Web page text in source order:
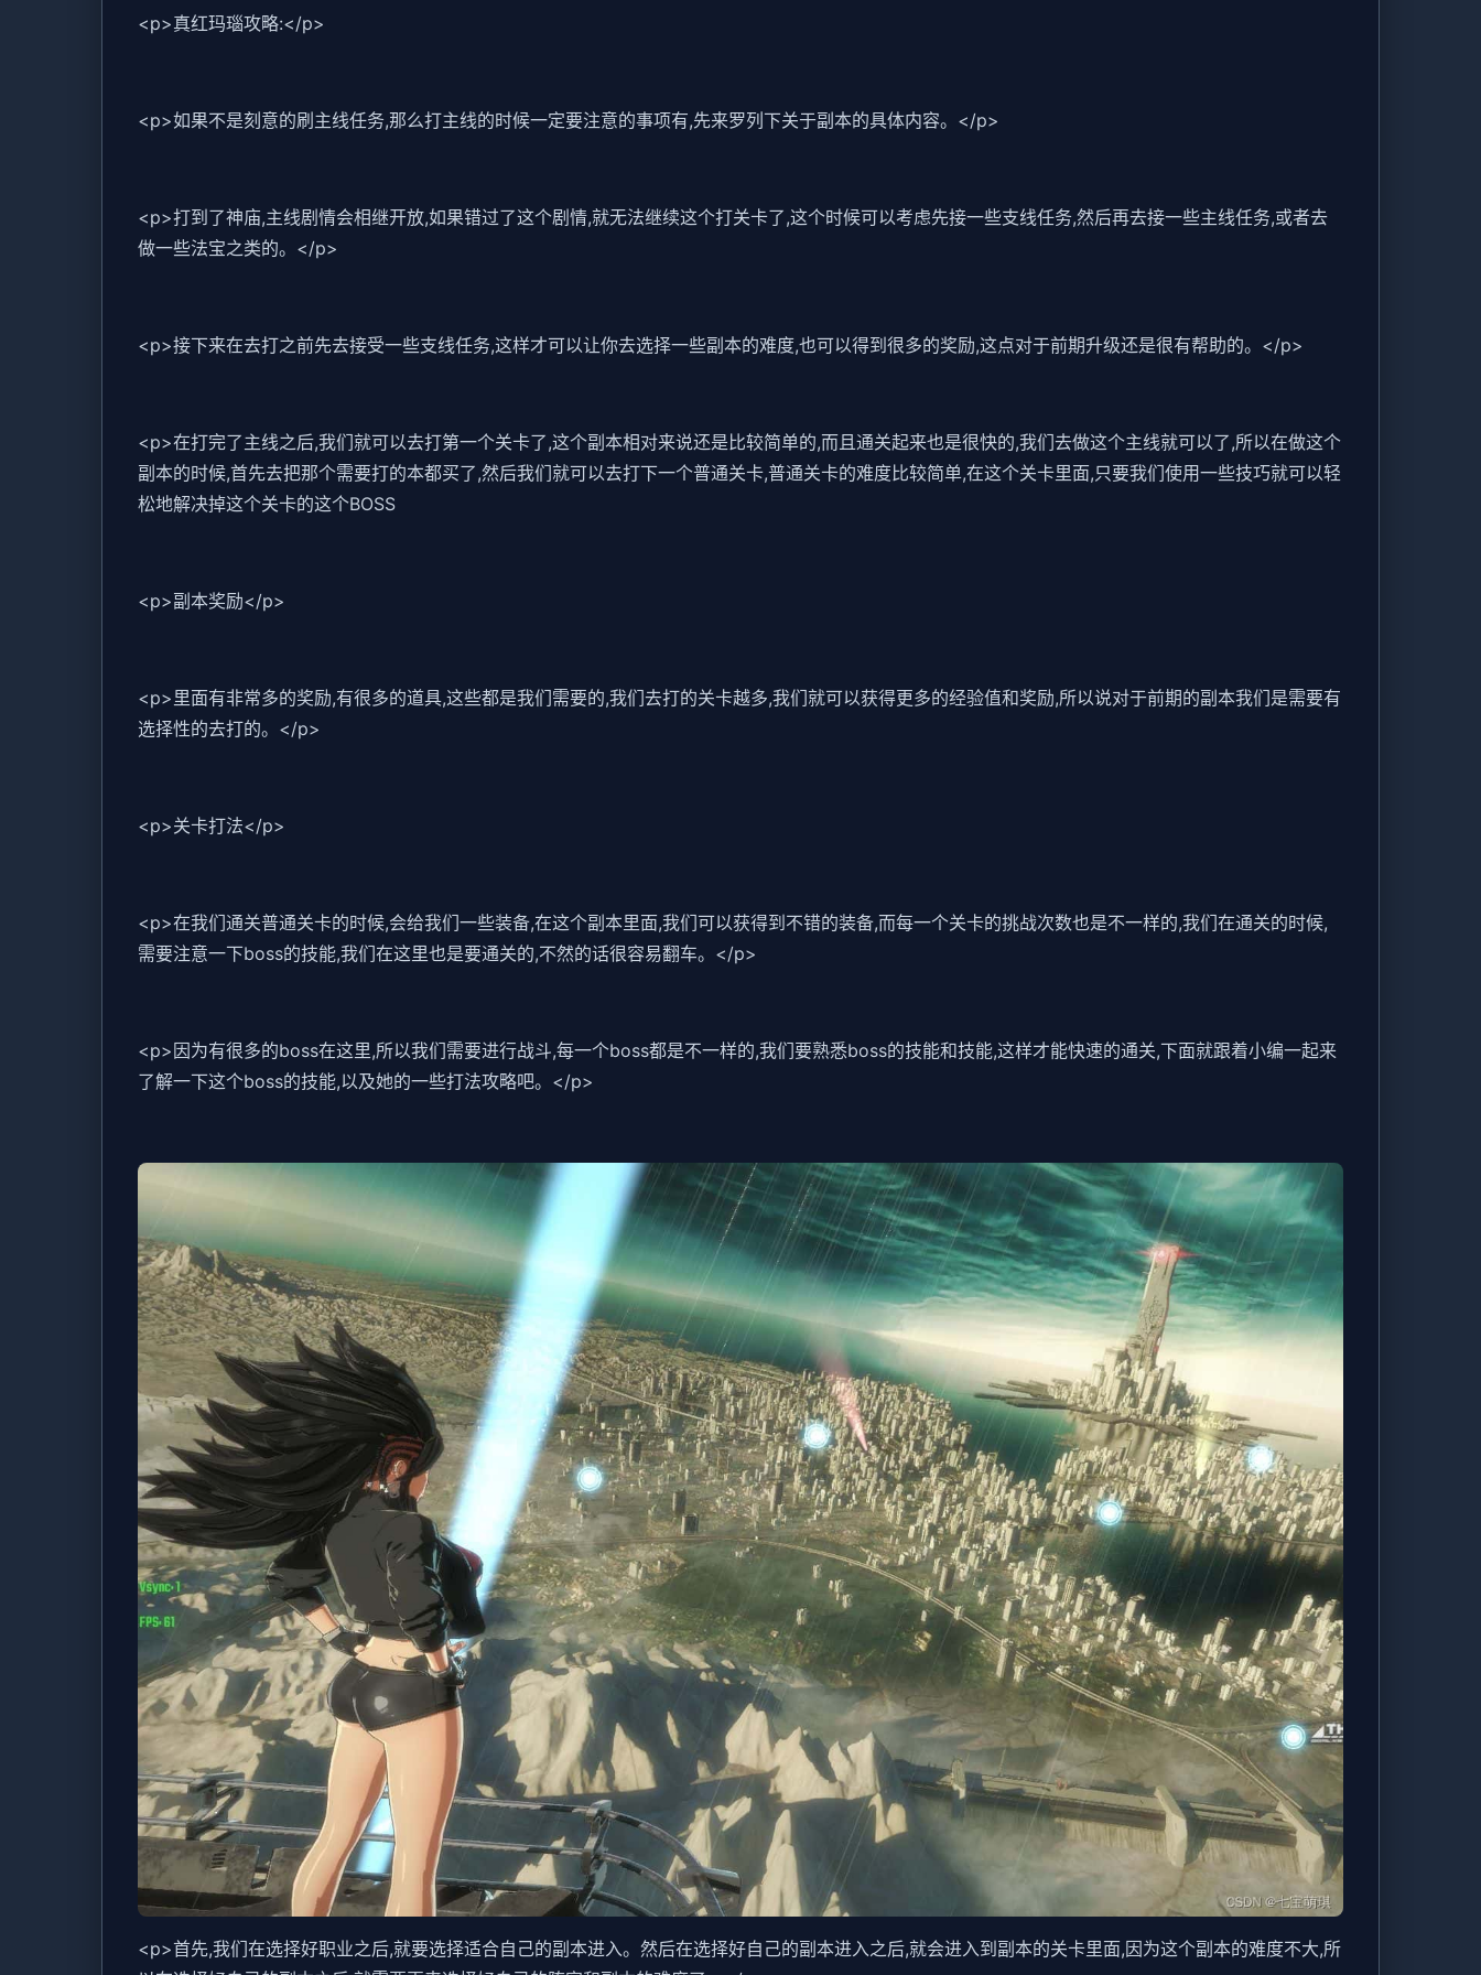
<p>真红玛瑙攻略:</p>
<p>如果不是刻意的刷主线任务,那么打主线的时候一定要注意的事项有,先来罗列下关于副本的具体内容。</p>
<p>打到了神庙,主线剧情会相继开放,如果错过了这个剧情,就无法继续这个打关卡了,这个时候可以考虑先接一些支线任务,然后再去接一些主线任务,或者去
做一些法宝之类的。</p>
<p>接下来在去打之前先去接受一些支线任务,这样才可以让你去选择一些副本的难度,也可以得到很多的奖励,这点对于前期升级还是很有帮助的。</p>
<p>在打完了主线之后,我们就可以去打第一个关卡了,这个副本相对来说还是比较简单的,而且通关起来也是很快的,我们去做这个主线就可以了,所以在做这个
副本的时候,首先去把那个需要打的本都买了,然后我们就可以去打下一个普通关卡,普通关卡的难度比较简单,在这个关卡里面,只要我们使用一些技巧就可以轻
松地解决掉这个关卡的这个BOSS
<p>副本奖励</p>
<p>里面有非常多的奖励,有很多的道具,这些都是我们需要的,我们去打的关卡越多,我们就可以获得更多的经验值和奖励,所以说对于前期的副本我们是需要有
选择性的去打的。</p>
<p>关卡打法</p>
<p>在我们通关普通关卡的时候,会给我们一些装备,在这个副本里面,我们可以获得到不错的装备,而每一个关卡的挑战次数也是不一样的,我们在通关的时候,
需要注意一下boss的技能,我们在这里也是要通关的,不然的话很容易翻车。</p>
<p>因为有很多的boss在这里,所以我们需要进行战斗,每一个boss都是不一样的,我们要熟悉boss的技能和技能,这样才能快速的通关,下面就跟着小编一起来
了解一下这个boss的技能,以及她的一些打法攻略吧。</p>
<p>首先,我们在选择好职业之后,就要选择适合自己的副本进入。然后在选择好自己的副本进入之后,就会进入到副本的关卡里面,因为这个副本的难度不大,所